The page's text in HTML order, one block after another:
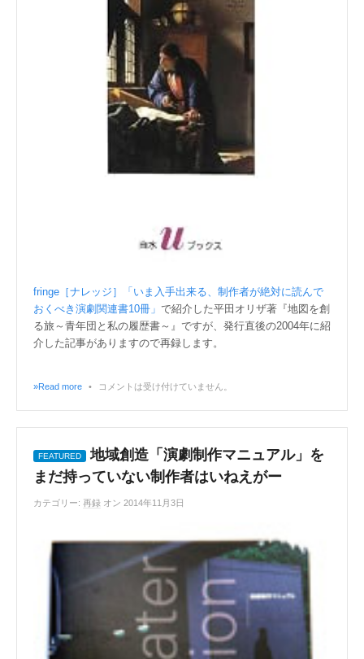
fringe［ナレッジ］「いま入手出来る、制作者が絶対に読んで
おくべき演劇関連書10冊」 で紹介した平田オリザ著『地図を創
る旅～青年団と私の履歴書～』ですが、発行直後の2004年に紹
介した記事がありますので再録します。
»Read more • コメントは受け付けていません。
地域創造「演劇制作マニュアル」を
まだ持っていない制作者はいねえがー
カテゴリー: 再録 オン 2014年11月3日